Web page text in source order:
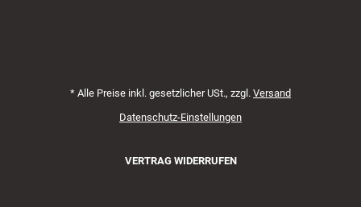
* Alle Preise inkl. gesetzlicher USt., zzgl. Versand
Datenschutz-Einstellungen
VERTRAG WIDERRUFEN